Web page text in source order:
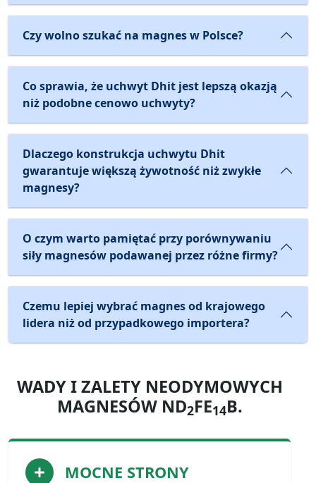
Czy wolno szukać na magnes w Polsce?
Co sprawia, że uchwyt Dhit jest lepszą okazją
niż podobne cenowo uchwyty?
Dlaczego konstrukcja uchwytu Dhit
gwarantuje większą żywotność niż zwykłe
magnesy?
O czym warto pamiętać przy porównywaniu
siły magnesów podawanej przez różne firmy?
Czemu lepiej wybrać magnes od krajowego
lidera niż od przypadkowego importera?
WADY I ZALETY NEODYMOWYCH
MAGNESÓW ND2FE14B.
MOCNE STRONY